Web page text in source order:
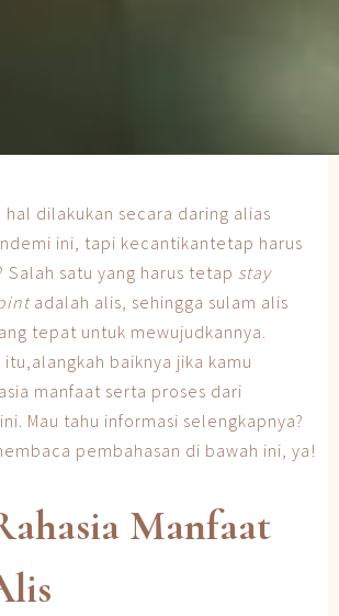
hal dilakukan secara daring alias
ini, tapi kecantikantetap harus
Salah satu yang harus tetap stay
adalah alis, sehingga sulam alis
tepat untuk mewujudkannya.
baiknya jika kamu
manfaat serta proses dari
Mau tahu informasi selengkapnya?
pembahasan di bawah ini, ya!
Manfaat